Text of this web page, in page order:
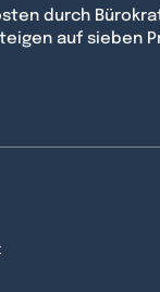
durch
auf sieben